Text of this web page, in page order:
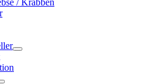
/ Krabben